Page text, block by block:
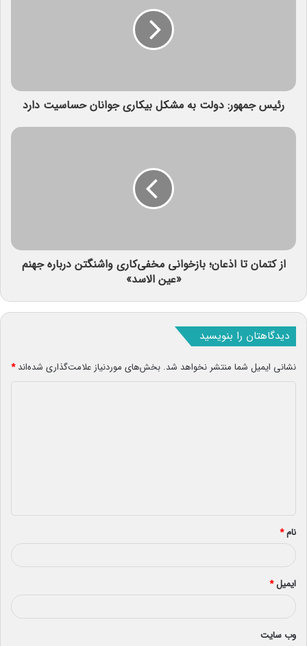
رئیس جمهور: دولت به مشکل بیکاری جوانان حساسیت دارد
از کتمان تا اذعان؛ بازخوانی مخفی‌کاری واشنگتن درباره جهنم
«عین الاسد»
دیدگاهتان را بنویسید
نشانی ایمیل شما منتشر نخواهد شد. بخش‌های موردنیاز علامت‌گذاری شده‌اند*
*
نام*
ایمیل*
وب‌ سایت